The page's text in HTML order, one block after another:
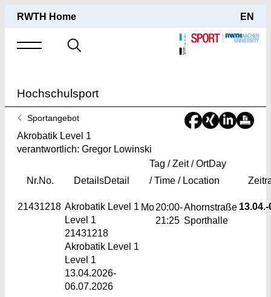
RWTH Home EN
Suche
Hochschulsport
Sie
sind
hier:
Sportangebot
Akrobatik Level 1
verantwortlich: Gregor Lowinski
Nr.No. DetailsDetail
Tag / Zeit / OrtDay
/ Time / Location
21431218 Akrobatik Level 1
Level 1
21431218
Akrobatik Level 1
Level 1
13.04.2026-
06.07.2026
Mo20:00-
21:25
Ahornstraße
Sporthalle
13.04.-